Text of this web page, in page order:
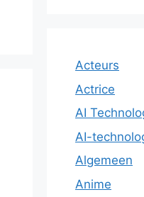
Acteurs
Actrice
AI
AI-
Algemeen
Anime